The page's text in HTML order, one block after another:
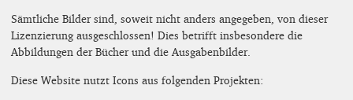
Sämtliche Bilder sind, soweit nicht anders angegeben, von dieser
Lizenzierung ausgeschlossen! Dies betrifft insbesondere die
Abbildungen der Bücher und die Ausgabenbilder.
Diese Website nutzt Icons aus folgenden Projekten: